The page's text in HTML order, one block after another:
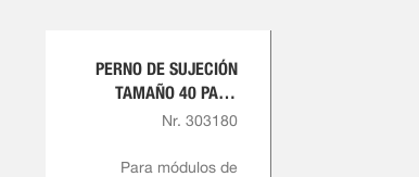
PERNO DE SUJECIÓN
TAMAÑO 40 PARA
TORNILLO DE
Nr. 303180
Para módulos de